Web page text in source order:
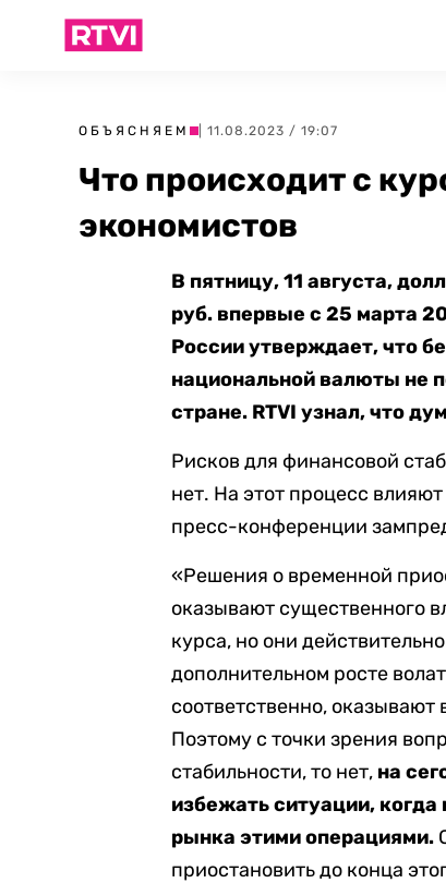
ОБЪЯСНЯЕМ | 11.08.2023 / 19:07
Что происходит с
экономистов
В пятницу, 11 августа,
руб. впервые с 25 марта
России утверждает, что
национальной валюты не
стране. RTVI узнал, что
Рисков для финансовой
нет. На этот процесс
пресс-конференции
«Решения о временной
оказывают существенного
курса, но они
дополнительном росте
соответственно,
Поэтому с точки зрения
стабильности, то нет, на
избежать ситуации,
рынка этими операциями.
приостановить до конца